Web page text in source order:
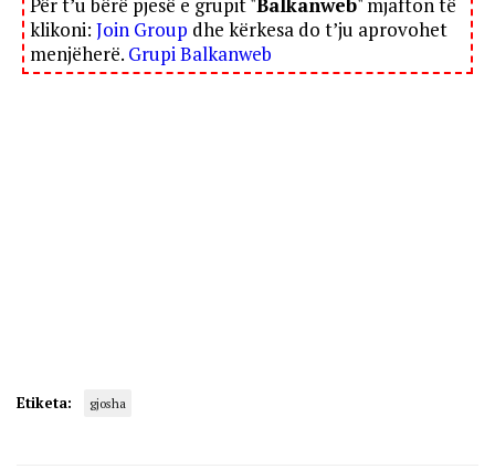
klikoni: Join Group dhe kërkesa do t’ju aprovohet
menjëherë. Grupi Balkanweb
Etiketa: gjosha